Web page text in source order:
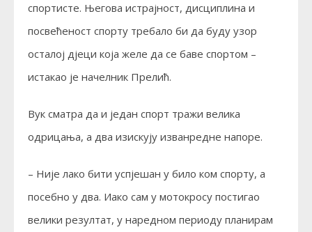
спортисте. Његова истрајност, дисциплина и
посвећеност спорту требало би да буду узор
осталој дјеци која желе да се баве спортом –
истакао је начелник Прелић.
Вук сматра да и један спорт тражи велика
одрицања, а два изискују изванредне напоре.
– Није лако бити успјешан у било ком спорту, а
посебно у два. Иако сам у мотокросу постигао
велики резултат, у наредном периоду планирам